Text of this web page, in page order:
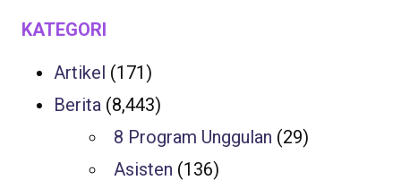
KATEGORI
Artikel (171)
Berita (8,443)
8 Program Unggulan (29)
Asisten (136)